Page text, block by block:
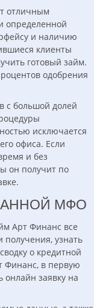
отличным
определенной
и наличию
клиенты
готовый займ.
одобрения
с большой долей
исключается
офиса. Если
и без
он получит по
МФО
Арт Финанс все
получения, узнать
о кредитной
Финанс, в первую
онлайн заявку на